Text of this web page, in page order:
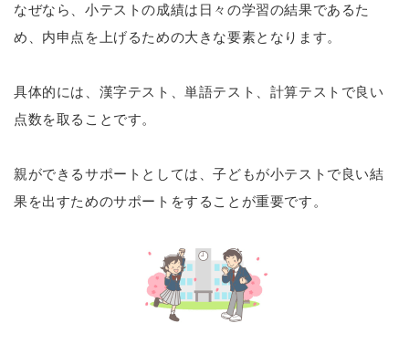
なぜなら、小テストの成績は日々の学習の結果であるた
め、内申点を上げるための大きな要素となります。
具体的には、漢字テスト、単語テスト、計算テストで良い
点数を取ることです。
親ができるサポートとしては、子どもが小テストで良い結
果を出すためのサポートをすることが重要です。